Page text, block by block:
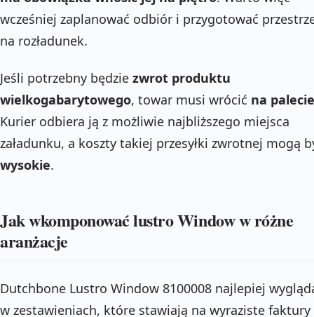
wcześniej zaplanować odbiór i przygotować
na rozładunek.
Jeśli potrzebny będzie zwrot produktu
wielkogabarytowego, towar musi wrócić na palecie
Kurier odbiera ją z możliwie najbliższego miejsca
załadunku, a koszty takiej przesyłki zwrotnej mogą
wysokie.
Jak wkomponować lustro Window w różne
aranżacje
Dutchbone Lustro Window 8100008 najlepiej
w zestawieniach, które stawiają na wyraziste faktury